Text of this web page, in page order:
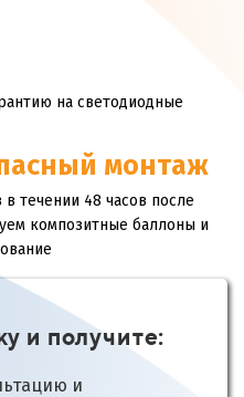
на светодиодные
монтаж
течении 48 часов после
композитные баллоны и
и получите:
и